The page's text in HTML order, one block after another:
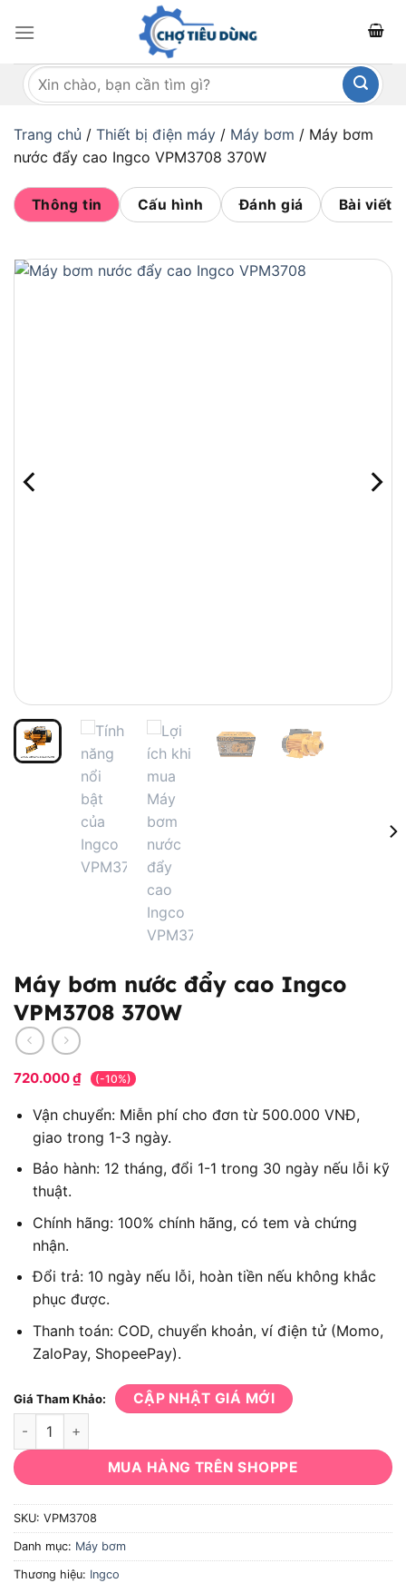
qua
dungTìm
kiếm:
Trang chủ / Thiết bị điện máy / Máy bơm / Máy bơm
nước đẩy cao Ingco VPM3708 370W
Thông tin Cấu hình Đánh giá Bài viết
Máy bơm nước đẩy cao Ingco
VPM3708 370W
720.000₫ (-10%)
Vận chuyển: Miễn phí cho đơn từ 500.000 VNĐ,
giao trong 1-3 ngày.
Bảo hành: 12 tháng, đổi 1-1 trong 30 ngày nếu lỗi kỹ
thuật.
Chính hãng: 100% chính hãng, có tem và chứng
nhận.
Đổi trả: 10 ngày nếu lỗi, hoàn tiền nếu không khắc
phục được.
Thanh toán: COD, chuyển khoản, ví điện tử (Momo,
ZaloPay, ShopeePay).
Giá Tham Khảo: CẬP NHẬT GIÁ MỚI
Máy bơm nước đẩy cao Ingco VPM3708 370W số lượng
MUA HÀNG TRÊN SHOPPE
SKU: VPM3708
Danh mục: Máy bơm
Thương hiệu: Ingco